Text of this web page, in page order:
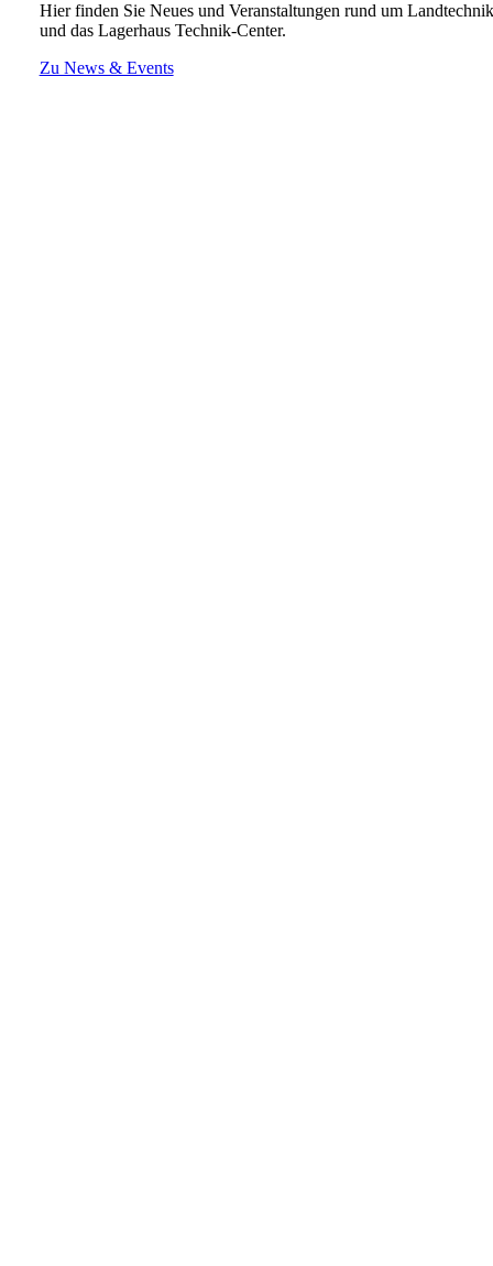
Hier finden Sie Neues und Veranstaltungen rund um Landtechnik
und das Lagerhaus Technik-Center.
Zu News & Events